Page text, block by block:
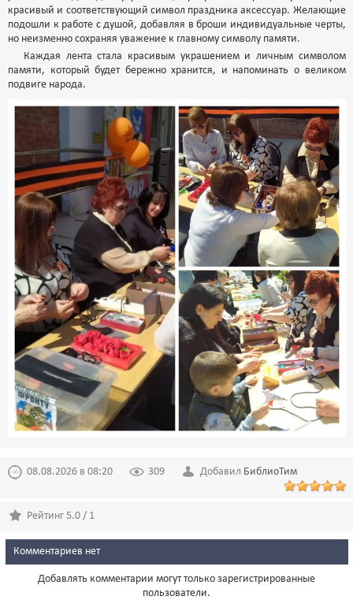
красивый и соответствующий символ праздника аксессуар. Желающие
подошли к работе с душой, добавляя в броши индивидуальные черты,
но неизменно сохраняя уважение к главному символу памяти.
Каждая лента стала красивым украшением и личным символом
памяти, который будет бережно хранится, и напоминать о великом
подвиге народа.
08.08.2026 в 08:20 309 Добавил БиблиоТим
Рейтинг 5.0 / 1
Комментариев нет
Добавлять комментарии могут только зарегистрированные
пользователи.